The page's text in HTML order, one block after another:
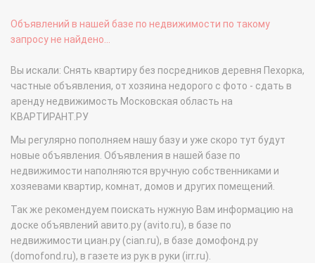
Объявлений в нашей базе по недвижимости по такому
запросу не найдено...
Вы искали: Снять квартиру без посредников деревня Пехорка,
частные объявления, от хозяина недорого с фото - сдать в
аренду недвижимость Московская область на
КВАРТИРАНТ.РУ
Мы регулярно пополняем нашу базу и уже скоро тут будут
новые объявления. Объявления в нашей базе по
недвижимости наполняются вручную собственниками и
хозяевами квартир, комнат, домов и других помещений.
Так же рекомендуем поискать нужную Вам информацию на
доске объявлений авито.ру (avito.ru), в базе по
недвижимости циан.ру (cian.ru), в базе домофонд.ру
(domofond.ru), в газете из рук в руки (irr.ru).